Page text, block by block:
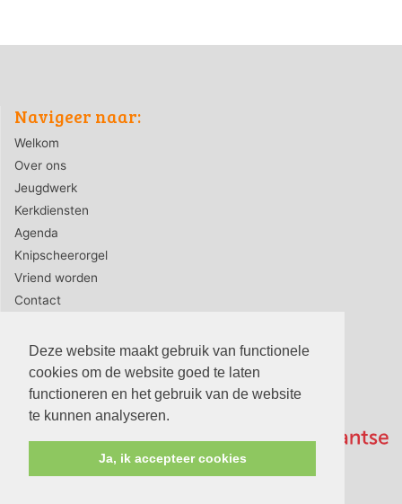
Deze website maakt gebruik van functionele
cookies om de website goed te laten
functioneren en het gebruik van de website
te kunnen analyseren.
Ja, ik accepteer cookies
Navigeer naar:
Welkom
Over ons
Jeugdwerk
Kerkdiensten
Agenda
Knipscheerorgel
Vriend worden
Contact